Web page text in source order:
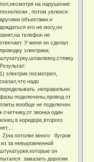
пол,несмотря на нарушение
технологии , потом увлекся
другими объектами и
дождаться его не могу,он
занят,на телефон не
отвечает. У меня он сделал
проводку электрики,
штукатурку,шпаклевку,стяжку.
Результат:
1) электрик посмотрел,
сказал,что надо
переделывать ,неправильно
фазы подключены,провод от
плиты вообще не подключен
к счетчику,от звонка один
конец в коридоре,второго
нет....
2)на потолке много бугров
из за невыровненной
штукатурки,которые он
пытался замазать дорогим